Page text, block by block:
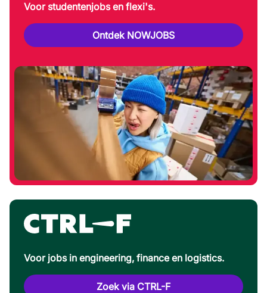
Voor studentenjobs en flexi's.
Ontdek NOWJOBS
Voor jobs in engineering, finance en logistics.
Zoek via CTRL-F